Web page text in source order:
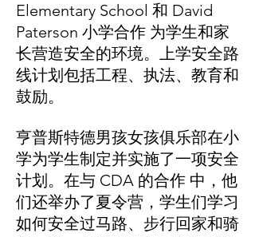
Elementary School 和 David
Paterson 小学合作 为学生和家
长营造安全的环境。上学安全路
线计划包括工程、执法、教育和
鼓励。
亨普斯特德男孩女孩俱乐部在小
学为学生制定并实施了一项安全
计划。在与 CDA 的合作 中，他
们还举办了夏令营，学生们学习
如何安全过马路、步行回家和骑